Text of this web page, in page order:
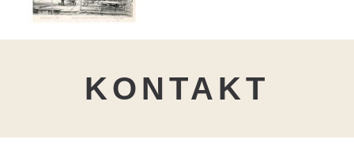
KONTAKT